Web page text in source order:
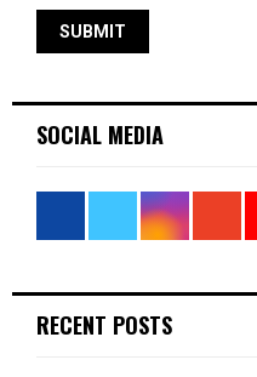
SOCIAL MEDIA
RECENT POSTS